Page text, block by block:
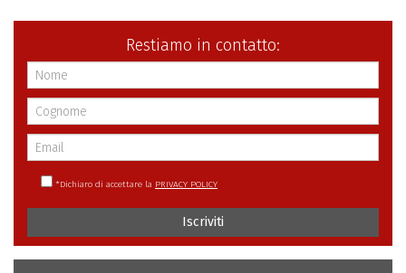
Restiamo in contatto:
*Dichiaro di accettare la PRIVACY POLICY
Iscriviti